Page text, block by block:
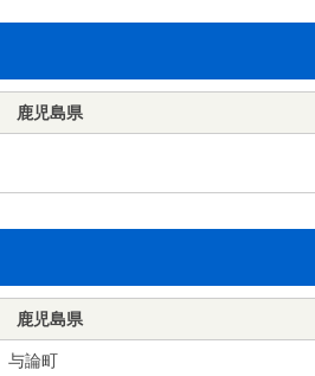
鹿児島県
鹿児島県
与論町